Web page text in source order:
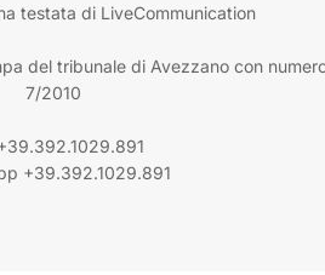
testata di LiveCommunication
del tribunale di Avezzano con
7/2010
+39.392.1029.891